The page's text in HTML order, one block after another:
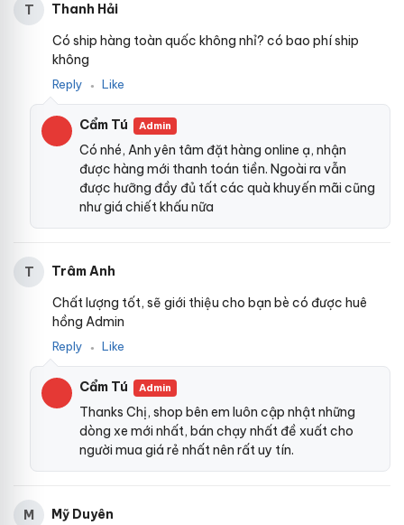
T
Thanh Hải
Có ship hàng toàn quốc không nhỉ? có bao phí ship
không
Reply ● Like
Cẩm Tú Admin
Có nhé, Anh yên tâm đặt hàng online ạ, nhận
được hàng mới thanh toán tiền. Ngoài ra vẫn
được hưỡng đầy đủ tất các quà khuyến mãi cũng
như giá chiết khấu nữa
T
Trâm Anh
Chất lượng tốt, sẽ giới thiệu cho bạn bè có được huê
hồng Admin
Reply ● Like
Cẩm Tú Admin
Thanks Chị, shop bên em luôn cập nhật những
dòng xe mới nhất, bán chạy nhất đề xuất cho
người mua giá rẻ nhất nên rất uy tín.
M
Mỹ Duyên